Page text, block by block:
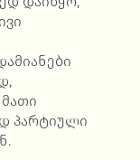
პარტიული